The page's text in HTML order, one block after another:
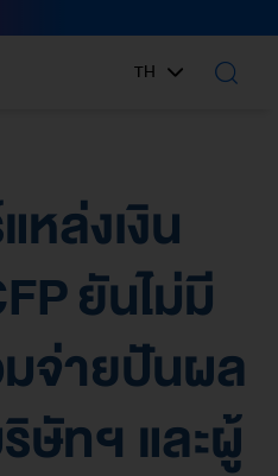
TH
EN
หล่งเงิน
ยันไม่มี
จ่ายปันผล
ษัทฯ และผู้